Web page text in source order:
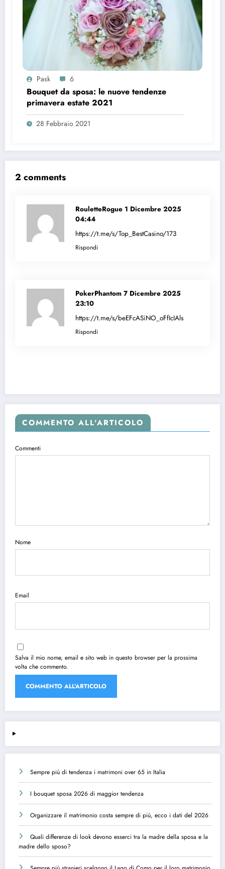
Pask 6
Bouquet da sposa: le nuove tendenze
primavera estate 2021
28 Febbraio 2021
2 comments
RouletteRogue 1 Dicembre 2025
04:44
https://t.me/s/Top_BestCasino/173
Rispondi
PokerPhantom 7 Dicembre 2025
23:10
https://t.me/s/beEFcASiNO_oFfIcIAls
Rispondi
COMMENTO ALL'ARTICOLO
Commenti
Nome
Email
Salva il mio nome, email e sito web in questo browser per la prossima
volta che commento.
Sempre più di tendenza i matrimoni over 65 in Italia
I bouquet sposa 2026 di maggior tendenza
Organizzare il matrimonio costa sempre di più, ecco i dati del 2026
Quali differenze di look devono esserci tra la madre della sposa e la
madre dello sposo?